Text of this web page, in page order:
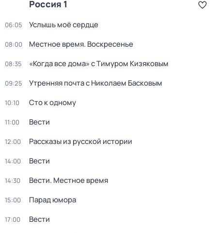
Россия 1
06:05 Услышь моё сердце
08:00 Местное время. Воскресенье
08:35 «Когда все дома» с Тимуром Кизяковым
09:25 Утренняя почта с Николаем Басковым
10:10 Сто к одному
11:00 Вести
12:00 Рассказы из русской истории
14:00 Вести
14:30 Вести. Местное время
15:00 Парад юмора
17:00 Вести